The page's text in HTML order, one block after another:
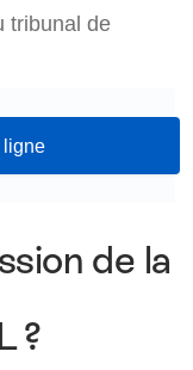
tribunal de
de la
?